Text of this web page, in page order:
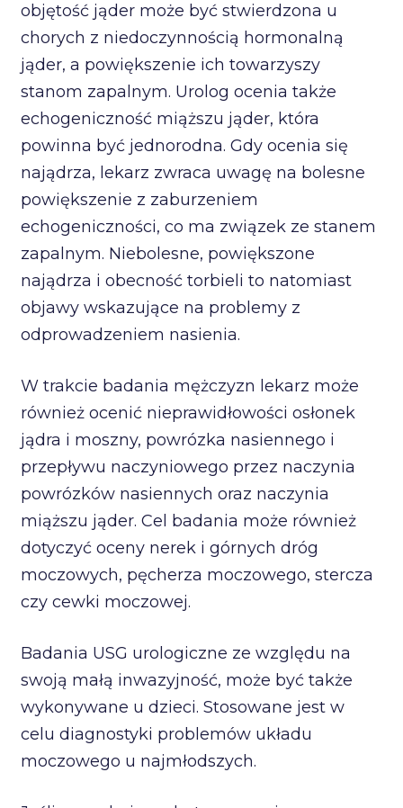
objętość jąder może być stwierdzona u
chorych z niedoczynnością hormonalną
jąder, a powiększenie ich towarzyszy
stanom zapalnym. Urolog ocenia także
echogeniczność miąższu jąder, która
powinna być jednorodna. Gdy ocenia się
najądrza, lekarz zwraca uwagę na bolesne
powiększenie z zaburzeniem
echogeniczności, co ma związek ze stanem
zapalnym. Niebolesne, powiększone
najądrza i obecność torbieli to natomiast
objawy wskazujące na problemy z
odprowadzeniem nasienia.
W trakcie badania mężczyzn lekarz może
również ocenić nieprawidłowości osłonek
jądra i moszny, powrózka nasiennego i
przepływu naczyniowego przez naczynia
powrózków nasiennych oraz naczynia
miąższu jąder. Cel badania może również
dotyczyć oceny nerek i górnych dróg
moczowych, pęcherza moczowego, stercza
czy cewki moczowej.
Badania USG urologiczne ze względu na
swoją małą inwazyjność, może być także
wykonywane u dzieci. Stosowane jest w
celu diagnostyki problemów układu
moczowego u najmłodszych.